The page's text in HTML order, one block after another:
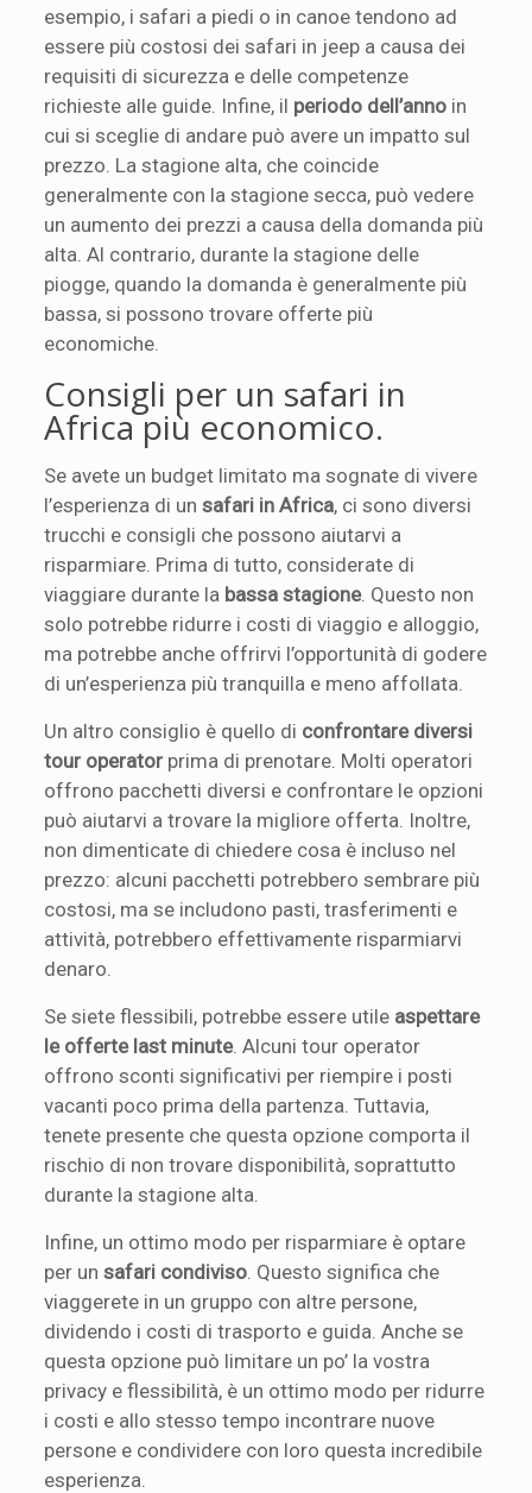
esempio, i safari a piedi o in canoe tendono ad
essere più costosi dei safari in jeep a causa dei
requisiti di sicurezza e delle competenze
richieste alle guide. Infine, il periodo dell’anno in
cui si sceglie di andare può avere un impatto sul
prezzo. La stagione alta, che coincide
generalmente con la stagione secca, può vedere
un aumento dei prezzi a causa della domanda più
alta. Al contrario, durante la stagione delle
piogge, quando la domanda è generalmente più
bassa, si possono trovare offerte più
economiche.
Consigli per un safari in
Africa più economico.
Se avete un budget limitato ma sognate di vivere
l’esperienza di unsafari in Africa, ci sono diversi
trucchi e consigli che possono aiutarvi a
risparmiare. Prima di tutto, considerate di
viaggiare durante la bassa stagione. Questo non
solo potrebbe ridurre i costi di viaggio e alloggio,
ma potrebbe anche offrirvi l’opportunità di godere
di un’esperienza più tranquilla e meno affollata.
Un altro consiglio è quello di confrontare diversi
tour operator prima di prenotare. Molti operatori
offrono pacchetti diversi e confrontare le opzioni
può aiutarvi a trovare la migliore offerta. Inoltre,
non dimenticate di chiedere cosa è incluso nel
prezzo: alcuni pacchetti potrebbero sembrare più
costosi, ma se includono pasti, trasferimenti e
attività, potrebbero effettivamente risparmiarvi
denaro.
Se siete flessibili, potrebbe essere utile aspettare
le offerte last minute. Alcuni tour operator
offrono sconti significativi per riempire i posti
vacanti poco prima della partenza. Tuttavia,
tenete presente che questa opzione comporta il
rischio di non trovare disponibilità, soprattutto
durante la stagione alta.
Infine, un ottimo modo per risparmiare è optare
per unsafari condiviso . Questo significa che
viaggerete in un gruppo con altre persone,
dividendo i costi di trasporto e guida. Anche se
questa opzione può limitare un po’ la vostra
privacy e flessibilità, è un ottimo modo per ridurre
i costi e allo stesso tempo incontrare nuove
persone e condividere con loro questa incredibile
esperienza.